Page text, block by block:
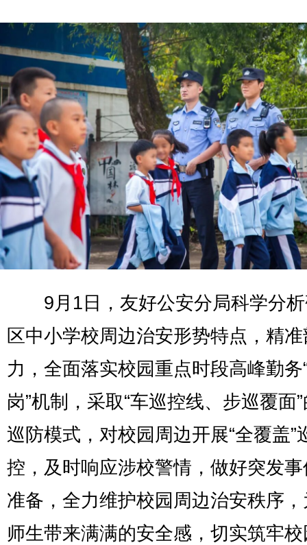
9月1日，友好公安分局科学分析
区中小学校周边治安形势特点，精
力，全面落实校园重点时段高峰勤务
岗”机制，采取“车巡控线、步巡覆面
巡防模式，对校园周边开展“全覆盖”
控，及时响应涉校警情，做好突发
准备，全力维护校园周边治安秩序
师生带来满满的安全感，切实筑牢